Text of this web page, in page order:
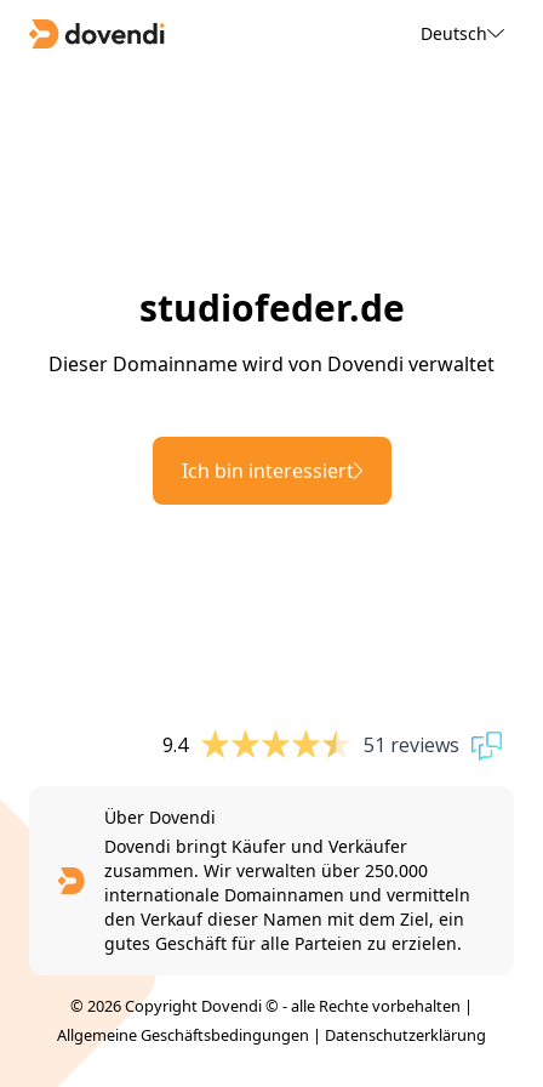
Deutsch
studiofeder.de
Dieser Domainname wird von Dovendi verwaltet
Ich bin interessiert
9.4 51 reviews
Über Dovendi
Dovendi bringt Käufer und Verkäufer
zusammen. Wir verwalten über 250.000
internationale Domainnamen und vermitteln
den Verkauf dieser Namen mit dem Ziel, ein
gutes Geschäft für alle Parteien zu erzielen.
© 2026 Copyright Dovendi © - alle Rechte vorbehalten |
Allgemeine Geschäftsbedingungen | Datenschutzerklärung